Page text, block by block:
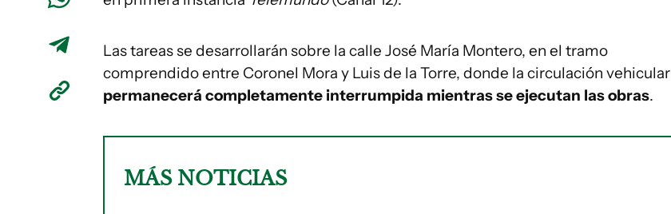
Las tareas se desarrollarán sobre la calle José María Montero, en el tramo
comprendido entre Coronel Mora y Luis de la Torre, donde la circulación vehicular
permanecerá completamente interrumpida mientras se ejecutan las obras.
MÁS NOTICIAS